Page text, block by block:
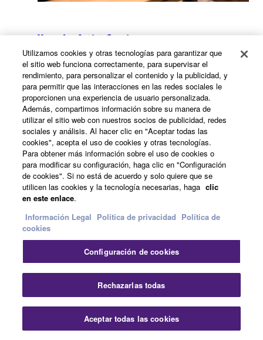
Yamaha Artist Services
Shokunin Select Dealer
Utilizamos cookies y otras tecnologías para garantizar que
el sitio web funciona correctamente, para supervisar el
rendimiento, para personalizar el contenido y la publicidad, y
para permitir que las interacciones en las redes sociales le
proporcionen una experiencia de usuario personalizada.
Además, compartimos información sobre su manera de
utilizar el sitio web con nuestros socios de publicidad, redes
sociales y análisis. Al hacer clic en "Aceptar todas las
cookies", acepta el uso de cookies y otras tecnologías.
Para obtener más información sobre el uso de cookies o
para modificar su configuración, haga clic en "Configuración
de cookies". Si no está de acuerdo y solo quiere que se
utilicen las cookies y la tecnología necesarias, haga clic
en este enlace.
Información Legal Politica de privacidad Política de
cookies
Configuración de cookies
Rechazarlas todas
Aceptar todas las cookies